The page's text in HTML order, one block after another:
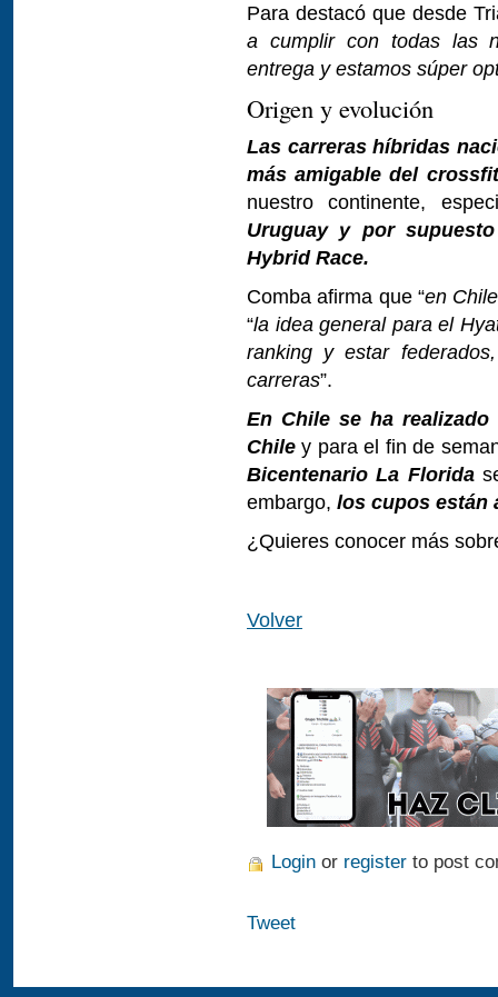
Para destacó que desde
a cumplir con todas las
entrega y estamos súper
Origen y evolución
Las carreras híbridas
más amigable del
nuestro continente,
Uruguay y por
Hybrid Race.
Comba afirma que “en
“la idea general para el
ranking y estar
carreras”.
En Chile se ha
Chile y para el fin de
Bicentenario La Florida
embargo, los cupos están
¿Quieres conocer más
Volver
Login or register to post
Tweet